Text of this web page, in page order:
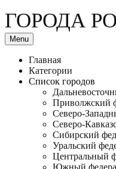
ГОРОДА
Menu
Главная
Категории
Список городов
Приволжский
Северо-
Северо-
Сибирский
Уральский
Центральный